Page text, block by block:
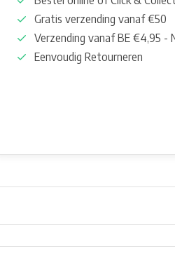
Gratis verzending vanaf €50
Verzending vanaf BE €4,95 -
Eenvoudig Retourneren